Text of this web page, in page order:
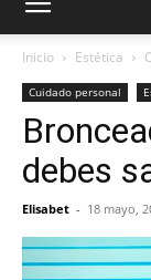
Inicio Estética
Cuidado personal
debes
Elisabet - 18 mayo,